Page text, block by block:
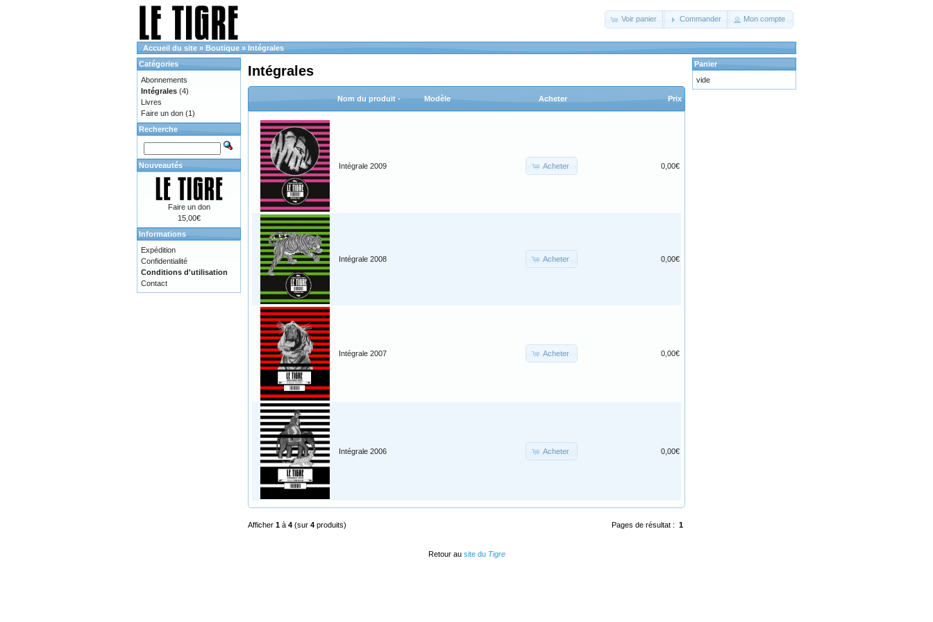
Voir panier Commander Mon compte
Accueil du site » Boutique » Intégrales
Intégrales
Nom du produit - Modèle Acheter Prix
Intégrale 2009 Acheter 0,00€
Intégrale 2008 Acheter 0,00€
Intégrale 2007 Acheter 0,00€
Intégrale 2006 Acheter 0,00€
Pages de résultat : 1
Afficher 1 à 4 (sur 4 produits)
Catégories
Abonnements
Intégrales (4)
Livres
Faire un don (1)
Recherche
Nouveautés
Faire un don
15,00€
Informations
Expédition
Confidentialité
Conditions d'utilisation
Contact
Panier
vide
Retour au site du Tigre